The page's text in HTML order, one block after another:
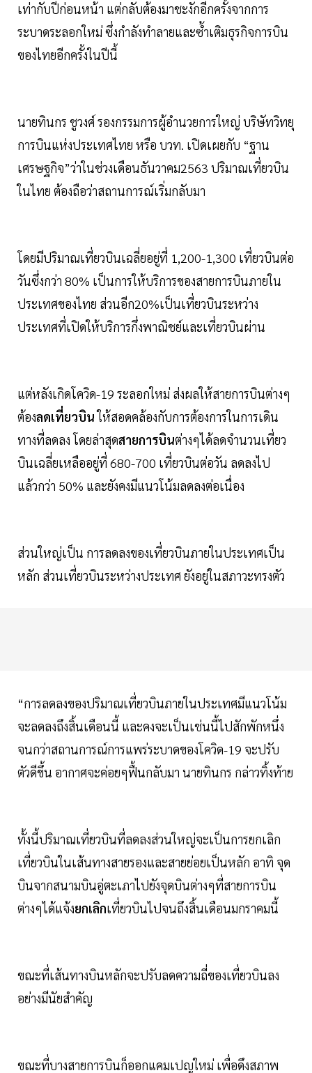
เท่ากับปีก่อนหน้า แต่กลับต้องมาชะงักอีกครั้งจากการ
ระบาดระลอกใหม่ ซึ่งกำลังทำลายและซํ้าเติมธุรกิจการบิน
ของไทยอีกครั้งในปีนี้
นายทินกร ชูวงศ์ รองกรรมการผู้อำนวยการใหญ่ บริษัทวิทยุ
การบินแห่งประเทศไทย หรือ บวท. เปิดเผยกับ “ฐาน
เศรษฐกิจ”ว่าในช่วงเดือนธันวาคม2563 ปริมาณเที่ยวบิน
ในไทย ต้องถือว่าสถานการณ์เริ่มกลับมา
โดยมีปริมาณเที่ยวบินเฉลี่ยอยู่ที่ 1,200-1,300 เที่ยวบินต่อ
วันซึ่งกว่า 80% เป็นการให้บริการของสายการบินภายใน
ประเทศของไทย ส่วนอีก20%เป็นเที่ยวบินระหว่าง
ประเทศที่เปิดให้บริการกึ่งพาณิชย์และเที่ยวบินผ่าน
แต่หลังเกิดโควิด-19 ระลอกใหม่ ส่งผลให้สายการบินต่างๆ
ต้องลดเที่ยวบินให้สอดคล้องกับการต้องการในการเดิน
ทางที่ลดลง โดยล่าสุดสายการบินต่างๆได้ลดจำนวนเที่ยว
บินเฉลี่ยเหลืออยู่ที่ 680-700 เที่ยวบินต่อวัน ลดลงไป
แล้วกว่า 50% และยังคงมีแนวโน้มลดลงต่อเนื่อง
ส่วนใหญ่เป็น การลดลงของเที่ยวบินภายในประเทศเป็น
หลัก ส่วนเที่ยวบินระหว่างประเทศ ยังอยู่ในสภาวะทรงตัว
“การลดลงของปริมาณเที่ยวบินภายในประเทศมีแนวโน้ม
จะลดลงถึงสิ้นเดือนนี้ และคงจะเป็นเช่นนี้ไปสักพักหนึ่ง
จนกว่าสถานการณ์การแพร่ระบาดของโควิด-19 จะปรับ
ตัวดีขึ้น อากาศจะค่อยๆฟื้นกลับมา นายทินกร กล่าวทิ้งท้าย
ทั้งนี้ปริมาณเที่ยวบินที่ลดลงส่วนใหญ่จะเป็นการยกเลิก
เที่ยวบินในเส้นทางสายรองและสายย่อยเป็นหลัก อาทิ จุด
บินจากสนามบินอู่ตะเภาไปยังจุดบินต่างๆที่สายการบิน
ต่างๆได้แจ้งยกเลิกเที่ยวบินไปจนถึงสิ้นเดือนมกราคมนี้
ขณะที่เส้นทางบินหลักจะปรับลดความถี่ของเที่ยวบินลง
อย่างมีนัยสำคัญ
ขณะที่บางสายการบินก็ออกแคมเปญใหม่ เพื่อดึงสภาพ